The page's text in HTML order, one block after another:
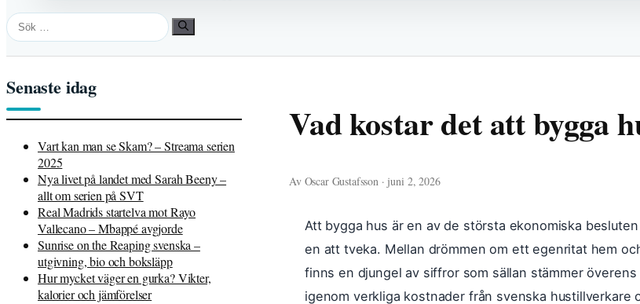
Sök
efter:
Vad kostar det att bygga
Av Oscar Gustafsson · juni 2, 2026
Att bygga hus är en av de största ekonomiska
en att tveka. Mellan drömmen om ett egenritat hem
finns en djungel av siffror som sällan stämmer
igenom verkliga kostnader från svenska
Senaste idag
Vart kan man se Skam? – Streama serien
2025
Nya livet på landet med Sarah Beeny –
allt om serien på SVT
Real Madrids startelva mot Rayo
Vallecano – Mbappé avgjorde
Sunrise on the Reaping svenska –
utgivning, bio och boksläpp
Hur mycket väger en gurka? Vikter,
kalorier och jämförelser